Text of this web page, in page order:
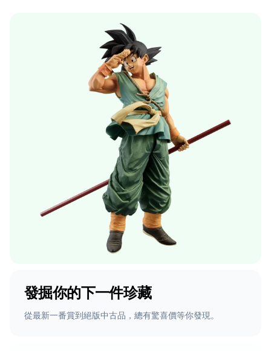
發掘你的下一件珍藏
從最新一番賞到絕版中古品，總有驚喜價等你發現。